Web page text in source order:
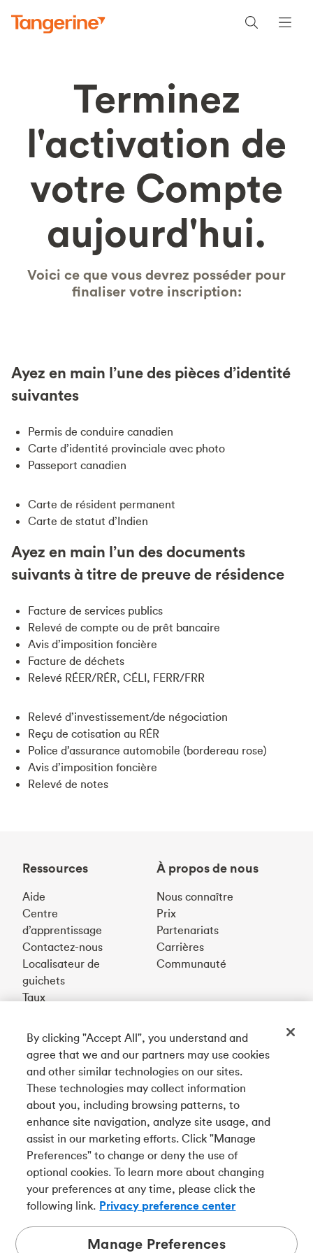
Terminez
l'activation de
votre Compte
aujourd'hui.
Voici ce que vous devrez posséder pour
finaliser votre inscription:
Ayez en main l’une des pièces d’identité
suivantes
Permis de conduire canadien
Carte d’identité provinciale avec photo
Passeport canadien
Carte de résident permanent
Carte de statut d’Indien
Ayez en main l’un des documents
suivants à titre de preuve de résidence
Facture de services publics
Relevé de compte ou de prêt bancaire
Avis d’imposition foncière
Facture de déchets
Relevé RÉER/RÉR, CÉLI, FERR/FRR
Relevé d’investissement/de négociation
Reçu de cotisation au RÉR
Police d’assurance automobile (bordereau rose)
Avis d’imposition foncière
Relevé de notes
Ressources
Aide
Centre
d’apprentissage
Contactez-nous
Localisateur de
guichets
Taux
À propos de nous
Nous connaître
Prix
Partenariats
Carrières
Communauté
English
Téléchargez notre appli
Connectez-vous avec nous
Tangerine est le nom commercial de la Banque Tangerine,
une filiale en propriété exclusive de La Banque de
Nouvelle-Écosse etmembre à part entière de la SADC
By clicking "Accept All", you understand and
agree that we and our partners may use cookies
and other similar technologies on our sites.
These technologies may collect information
about you, including browsing patterns, to
enhance site navigation, analyze site usage, and
assist in our marketing efforts. Click "Manage
Preferences" to change or deny the use of
optional cookies. To learn more about changing
your preferences at any time, please click the
following link. Privacy preference center
Manage Preferences